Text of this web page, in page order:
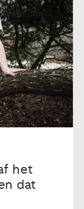
het
dat